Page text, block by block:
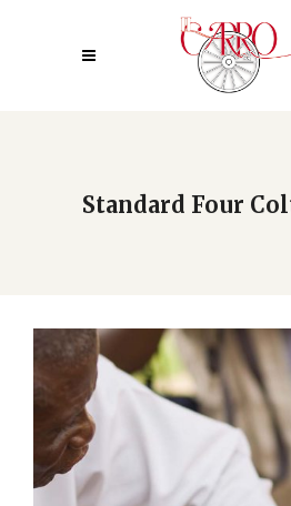
Standard Four